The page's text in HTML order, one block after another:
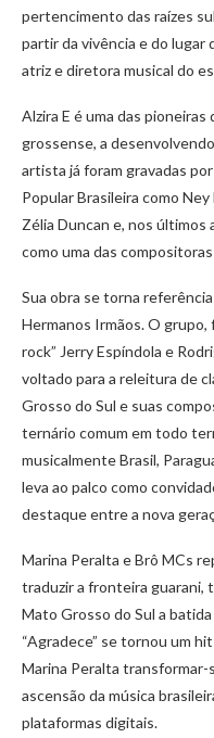
pertencimento das raízes
partir da vivência e do lugar
atriz e diretora musical do
Alzira E é uma das
grossense, a
artista já foram gravadas
Popular Brasileira como
Zélia Duncan e, nos últimos
como uma das
Sua obra se torna
Hermanos Irmãos. O
rock” Jerry Espíndola e
voltado para a releitura de
Grosso do Sul e suas
ternário comum em todo
musicalmente Brasil,
leva ao palco como
destaque entre a nova
Marina Peralta e Brô MCs
traduzir a fronteira guarani,
Mato Grosso do Sul a
“Agradece” se tornou um
Marina Peralta transformar-
ascensão da música
plataformas digitais.